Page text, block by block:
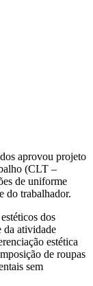
aprovou projeto
(CLT –
de uniforme
do trabalhador.
dos
da atividade
estética
de roupas
sem